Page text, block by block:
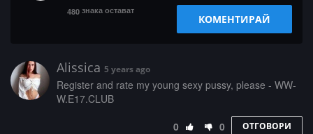
480 знака остават
КОМЕНТИРАЙ
Alissica 5 years ago
­R­­e­­g­i­­­s­­­t­­­e­­r­ ­­­a­n­d­­­ ­­r­a­­­t­­­e­ ­m­­­y­­­ ­­y­­­o­­u­n­­g­­ ­­s­­e­­­x­­y­ ­­­p­­u­s­­s­­y­­,­­ ­p­l­e­­­a­s­­­e­­­ ­-­­­ ­­W­­­W­­­
W­­.­E­­1­­­7­­.­­­C­­­L­U­B
0 0 ОТГОВОРИ